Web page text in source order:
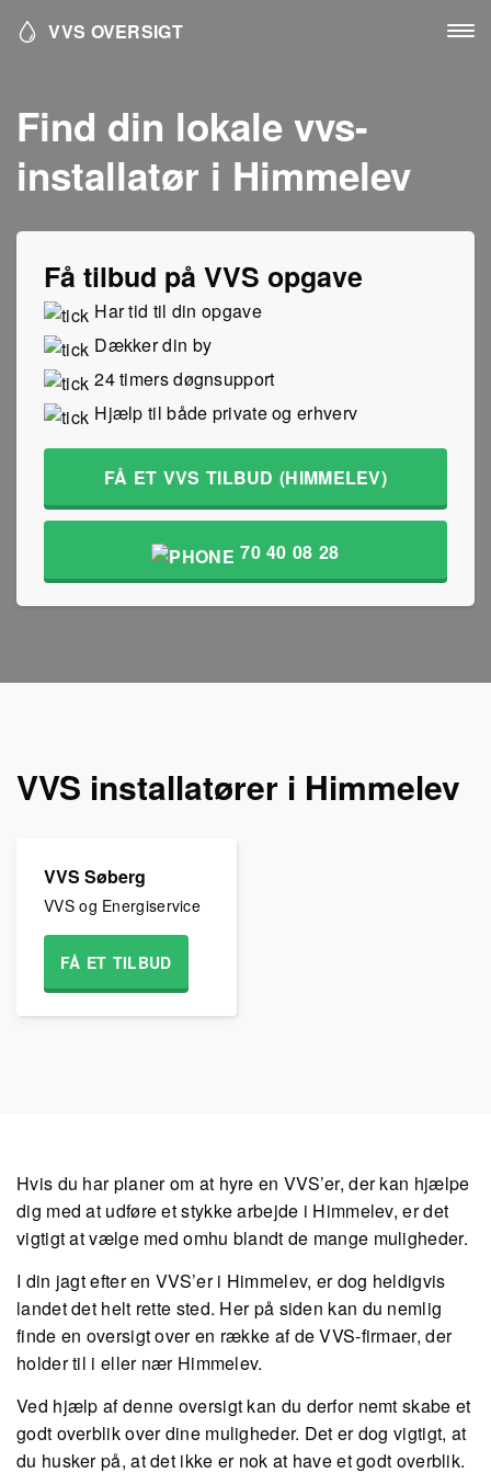
VVS OVERSIGT
Find din lokale vvs-
installatør i Himmelev
Få tilbud på VVS opgave
Har tid til din opgave
Dækker din by
24 timers døgnsupport
Hjælp til både private og erhverv
FÅ ET VVS TILBUD (HIMMELEV)
70 40 08 28
VVS installatører i Himmelev
VVS Søberg
VVS og Energiservice
FÅ ET TILBUD
Hvis du har planer om at hyre en VVS’er, der kan hjælpe
dig med at udføre et stykke arbejde i Himmelev, er det
vigtigt at vælge med omhu blandt de mange muligheder.
I din jagt efter en VVS’er i Himmelev, er dog heldigvis
landet det helt rette sted. Her på siden kan du nemlig
finde en oversigt over en række af de VVS-firmaer, der
holder til i eller nær Himmelev.
Ved hjælp af denne oversigt kan du derfor nemt skabe et
godt overblik over dine muligheder. Det er dog vigtigt, at
du husker på, at det ikke er nok at have et godt overblik.